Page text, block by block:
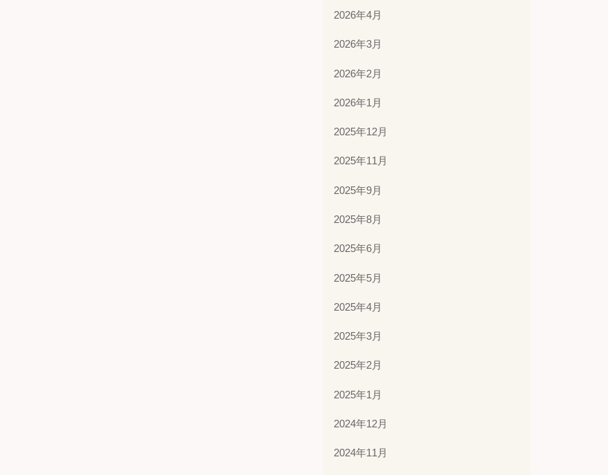
2026年4月
2026年3月
2026年2月
2026年1月
2025年12月
2025年11月
2025年9月
2025年8月
2025年6月
2025年5月
2025年4月
2025年3月
2025年2月
2025年1月
2024年12月
2024年11月